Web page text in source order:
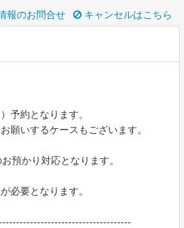
報のお問合せ キャンセルはこちら
予約となります。
願いするケースもございます。
預かり対応となります。
必要となります。